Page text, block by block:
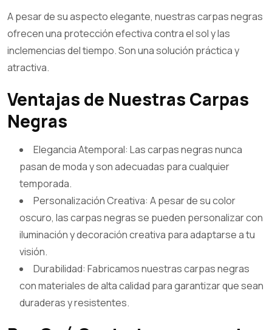
A pesar de su aspecto elegante, nuestras carpas negras
ofrecen una protección efectiva contra el sol y las
inclemencias del tiempo. Son una solución práctica y
atractiva.
Ventajas de Nuestras Carpas
Negras
Elegancia Atemporal: Las carpas negras nunca
pasan de moda y son adecuadas para cualquier
temporada.
Personalización Creativa: A pesar de su color
oscuro, las carpas negras se pueden personalizar con
iluminación y decoración creativa para adaptarse a tu
visión.
Durabilidad: Fabricamos nuestras carpas negras
con materiales de alta calidad para garantizar que sean
duraderas y resistentes.